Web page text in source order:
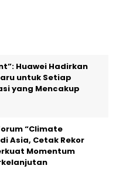
Huawei Hadirkan
untuk Setiap
yang Mencakup
“Climate
Asia, Cetak Rekor
Momentum